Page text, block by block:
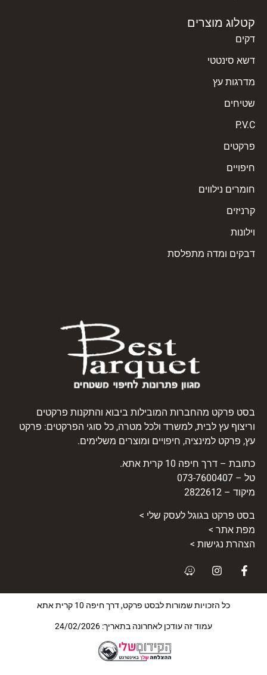
קטלוג מוצרים
דקים
דשא סינטטי
מדרגות עץ
שטיחים
P.V.C
פרקטים
חיפויים
חומרים נילווים
קרניזים
וילונות
דבקים ומדה מתפלסת
בסט פרקט מהחברות המובילות ביבוא והתקנות פרקטים
וריצוף עץ לבית, למשרד ולכל מטרה, כל סוגי הפרקטים: פרקט
עץ, פרקט למינציה, חיפויים ומוצרים משלימים.
כתובת – דרך חיפה 10 קרית אתא.
טל – 073-7600407
מיקוד – 2822612
בסט פרקט בגוגל לעסק שלי >
מפת אתר >
הצהרת נגישות >
כל הזכויות שמורות לבסט פרקט, דרך חיפה 10 קרית אתא
עמוד זה עודכן לאחרונה בתאריך: 24/02/2026